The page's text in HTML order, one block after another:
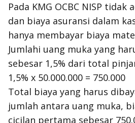
Pada KMG OCBC NISP tidak
dan biaya asuransi dalam
hanya membayar biaya
Jumlahi uang muka yang
sebesar 1,5% dari total
1,5% x 50.000.000 = 750.000
Total biaya yang harus
jumlah antara uang muka,
cicilan pertama sebesar